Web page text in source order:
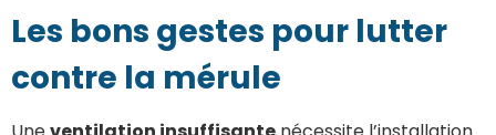
Les bons gestes pour lutter
contre la mérule